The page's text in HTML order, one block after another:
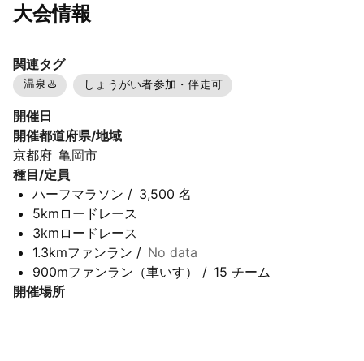
大会情報
関連タグ
温泉♨️ しょうがい者参加・伴走可
開催日
開催都道府県/地域
京都府 亀岡市
種目/定員
ハーフマラソン / 3,500 名
5kmロードレース
3kmロードレース
1.3kmファンラン / No data
900mファンラン（車いす） / 15 チーム
開催場所